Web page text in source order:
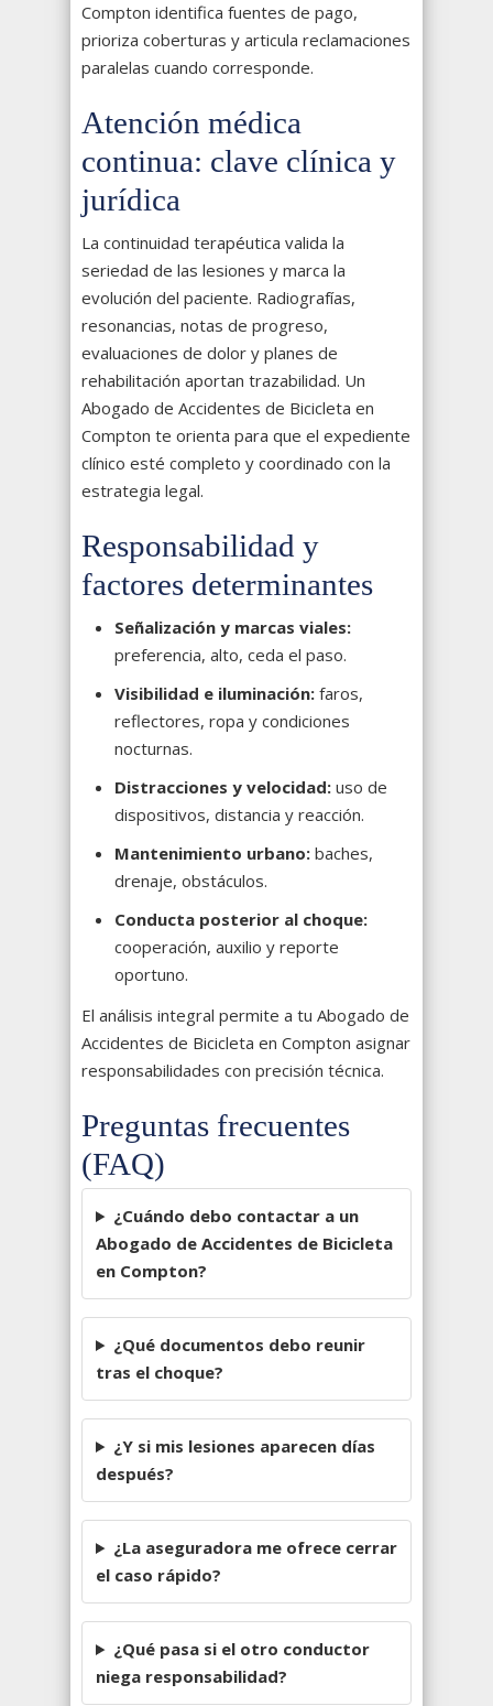
Compton identifica fuentes de pago,
prioriza coberturas y articula reclamaciones
paralelas cuando corresponde.
Atención médica
continua: clave clínica y
jurídica
La continuidad terapéutica valida la
seriedad de las lesiones y marca la
evolución del paciente. Radiografías,
resonancias, notas de progreso,
evaluaciones de dolor y planes de
rehabilitación aportan trazabilidad. Un
Abogado de Accidentes de Bicicleta en
Compton te orienta para que el expediente
clínico esté completo y coordinado con la
estrategia legal.
Responsabilidad y
factores determinantes
Señalización y marcas viales:
preferencia, alto, ceda el paso.
Visibilidad e iluminación: faros,
reflectores, ropa y condiciones
nocturnas.
Distracciones y velocidad: uso de
dispositivos, distancia y reacción.
Mantenimiento urbano: baches,
drenaje, obstáculos.
Conducta posterior al choque:
cooperación, auxilio y reporte
oportuno.
El análisis integral permite a tu Abogado de
Accidentes de Bicicleta en Compton asignar
responsabilidades con precisión técnica.
Preguntas frecuentes
(FAQ)
¿Cuándo debo contactar a un
Abogado de Accidentes de Bicicleta
en Compton?
¿Qué documentos debo reunir
tras el choque?
¿Y si mis lesiones aparecen días
después?
¿La aseguradora me ofrece cerrar
el caso rápido?
¿Qué pasa si el otro conductor
niega responsabilidad?